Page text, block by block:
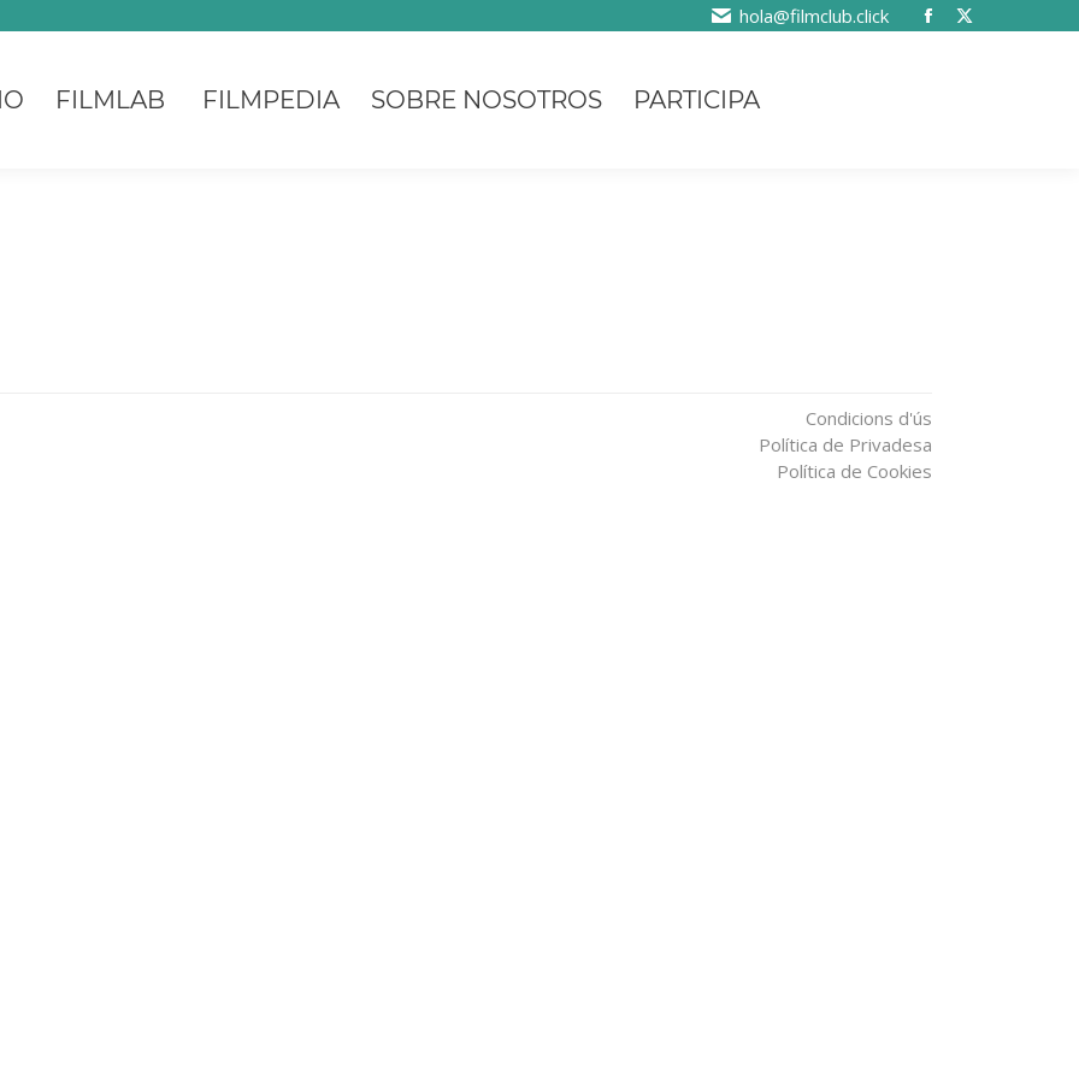
hola@filmclub.click
FILMLAB FILMPEDIA SOBRE NOSOTROS PARTICIPA
Condicions d'ús
Política de Privadesa
Política de Cookies